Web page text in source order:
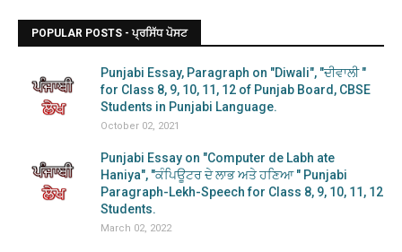
POPULAR POSTS - ਪ੍ਰਸਿੱਧ ਪੋਸਟ
Punjabi Essay, Paragraph on "Diwali", "ਦੀਵਾਲੀ "
for Class 8, 9, 10, 11, 12 of Punjab Board, CBSE
Students in Punjabi Language.
October 02, 2021
Punjabi Essay on "Computer de Labh ate
Haniya", "ਕੰਪਿਊਟਰ ਦੇ ਲਾਭ ਅਤੇ ਹਣਿਆ " Punjabi
Paragraph-Lekh-Speech for Class 8, 9, 10, 11, 12
Students.
March 02, 2022